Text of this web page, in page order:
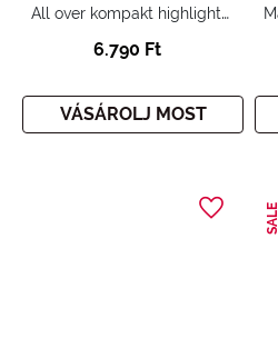
All over kompakt highlighter. Ragyogó fényhatás.
6.790 Ft
VÁSÁROLJ MOST
SALE